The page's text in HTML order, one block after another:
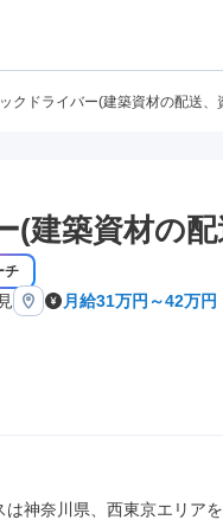
クドライバー(建築資材の配送、
(建築資材の
チ
月給31万円～42万円
は神奈川県、西東京エリア